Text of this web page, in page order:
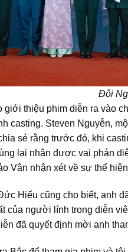
Đội
giới thiệu phim diễn ra vào
casting. Steven Nguyễn,
sẻ rằng trước đó, khi
lại nhận được vai phản
Vân nhận xét về sự thể
Hiếu cũng cho biết, anh
của người lính trong diễn
đã quyết định mời anh